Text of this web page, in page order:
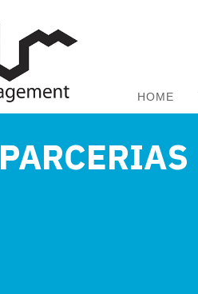
HOME
PARCERIAS